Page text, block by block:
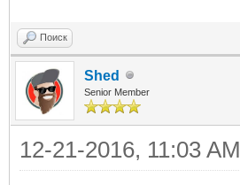
Поиск
Shed
Senior Member
12-21-2016, 11:03 AM